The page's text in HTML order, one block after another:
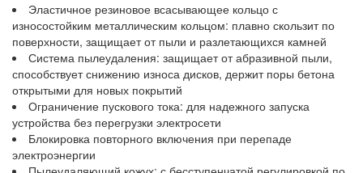
Эластичное резиновое всасывающее кольцо с
износостойким металлическим кольцом: плавно скользит по
поверхности, защищает от пыли и разлетающихся камней
Система пылеудаления: защищает от абразивной пыли,
способствует снижению износа дисков, держит поры бетона
открытыми для новых покрытий
Ограничение пускового тока: для надежного запуска
устройства без перегрузки электросети
Блокировка повторного включения при перепаде
электроэнергии